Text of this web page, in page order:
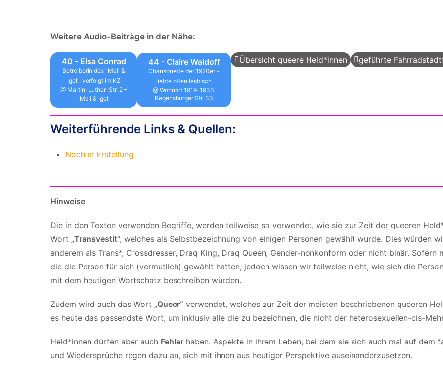
Weitere Audio-Beiträge in der Nähe:
40 - Elsa Conrad
Betreiberin des "Mali &
Igel", verfolgt im KZ
@ Martin-Luther-Str. 2 –
"Mali & Igel"
44 - Claire Waldoff
Chansonette der 1920er -
liebte offen lesbisch
@ Wohnort 1919-1933,
Regensburger Str. 33
Übersicht queere Held*innen geführte
Weiterführende Links & Quellen:
Noch in Erstellung
Hinweise
Die in den Texten verwenden Begriffe, werden teilweise so verwendet, wie sie zur Zeit der queeren
Wort „Transvestit“, welches als Selbstbezeichnung von einigen Personen gewählt wurde. Dies würden
anderem als Trans*, Crossdresser, Draq King, Draq Queen, Gender-nonkonform oder nicht binär.
die die Person für sich (vermutlich) gewählt hatten, jedoch wissen wir teilweise nicht, wie sich die
mit dem heutigen Wortschatz beschreiben würden.
Zudem wird auch das Wort „Queer“ verwendet, welches zur Zeit der meisten beschriebenen queeren
es heute das passendste Wort, um inklusiv alle die zu bezeichnen, die nicht der heterosexuellen-cis-
Held*innen dürfen aber auch Fehler haben. Aspekte in ihrem Leben, bei dem sie sich auch mal auf dem
und Wiedersprüche regen dazu an, sich mit ihnen aus heutiger Perspektive auseinanderzusetzen.